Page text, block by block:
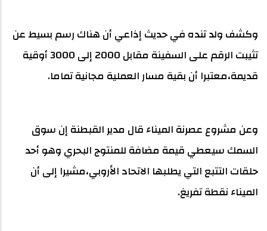
وكشف ولد تنده في حديث إذاعي أن هناك رسم بسيط عن
تثيبت الرقم على السفينة مقابل 2000 إلى 3000 أوقية
قديمة،معتبرا أن بقية مسار العملية مجانية تماما.
وعن مشروع عصرنة الميناء قال مدير القبطنة إن سوق
السمك سيعطي قيمة مضافة للمنتوج البحري وهو أحد
حلقات التتبع التي يطلبها الاتحاد الأروبي،مشيرا إلى أن
الميناء نقطة تفريغ.